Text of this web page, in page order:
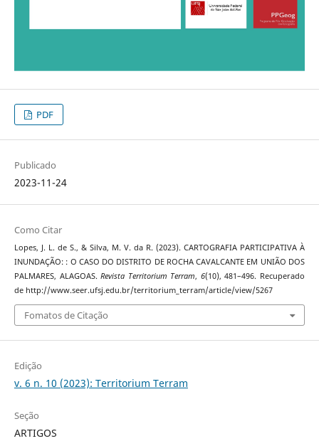
PDF
Publicado
2023-11-24
Como Citar
Lopes, J. L. de S., & Silva, M. V. da R. (2023). CARTOGRAFIA PARTICIPATIVA À
INUNDAÇÃO: : O CASO DO DISTRITO DE ROCHA CAVALCANTE EM UNIÃO DOS
PALMARES, ALAGOAS.Revista Territorium Terram, 6(10), 481–496. Recuperado
de http://www.seer.ufsj.edu.br/territorium_terram/article/view/5267
Fomatos de Citação
Edição
v. 6 n. 10 (2023): Territorium Terram
Seção
ARTIGOS